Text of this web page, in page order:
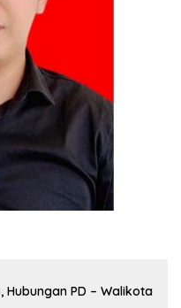
Hubungan PD – Walikota